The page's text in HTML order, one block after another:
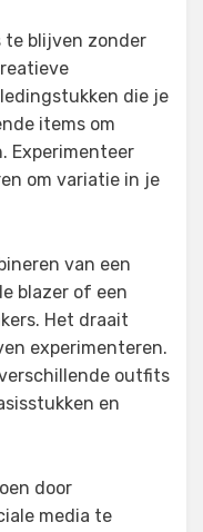
te blijven zonder
die je
items om
Experimenteer
om variatie in je
van een
blazer of een
Het draait
experimenteren.
outfits
en
door
media te